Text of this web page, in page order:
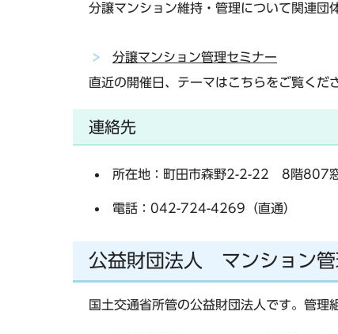
分譲マンション維持・管理について関連団
分譲マンション管理セミナー
直近の開催日、テーマはこちらをご覧くだ
連絡先
所在地：町田市森野2-2-22 8階807
電話：042-724-4269（直通）
公益財団法人 マンション管
国土交通省所管の公益財団法人です。管理